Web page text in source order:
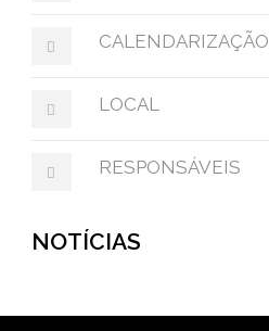
CALENDARIZAÇÃO
LOCAL
RESPONSÁVEIS
NOTÍCIAS